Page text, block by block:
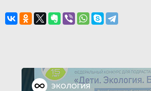
ЭКОЛОГИЯ